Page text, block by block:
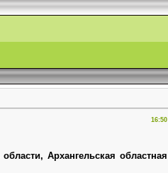
16:50
Архангельская областная